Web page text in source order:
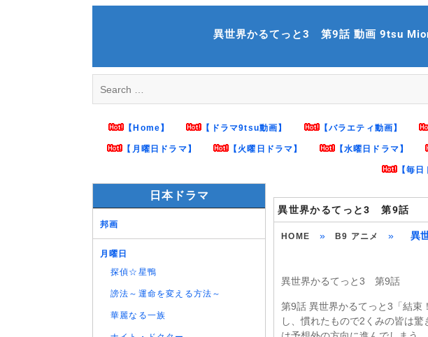
異世界かるてっと3 第9話 動画 9tsu
for:
【Home】 【ドラマ9tsu動画】 【バラエティ動画】
【月曜日ドラマ】 【火曜日ドラマ】 【水曜日ドラマ】
【毎日
異世界かるてっと3 第9話
HOME » B9 アニメ » 異
異世界かるてっと3 第9話
第9話 異世界かるてっと3「結束
し、慣れたもので2くみの皆は
日本ドラマ
邦画
月曜日
探偵☆星鴨
謗法～運命を変える方法～
華麗なる一族